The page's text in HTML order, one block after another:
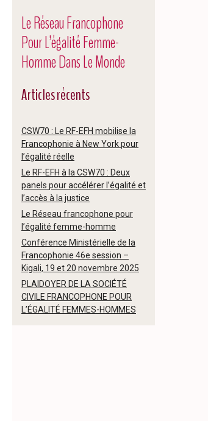
Le Réseau Francophone
Pour L’égalité Femme-
Homme Dans Le Monde
Articles récents
CSW70 : Le RF-EFH mobilise la
Francophonie à New York pour
l’égalité réelle
Le RF-EFH à la CSW70 : Deux
panels pour accélérer l’égalité et
l’accès à la justice
Le Réseau francophone pour
l’égalité femme-homme
Conférence Ministérielle de la
Francophonie 46e session –
Kigali, 19 et 20 novembre 2025
PLAIDOYER DE LA SOCIÉTÉ
CIVILE FRANCOPHONE POUR
L’ÉGALITÉ FEMMES-HOMMES